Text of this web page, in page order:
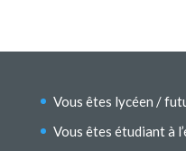
Vous êtes lycéen /
Vous êtes étudiant à